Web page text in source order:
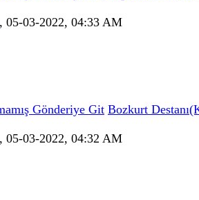
, 05-03-2022, 04:33 AM
Bozkurt
, 05-03-2022, 04:32 AM